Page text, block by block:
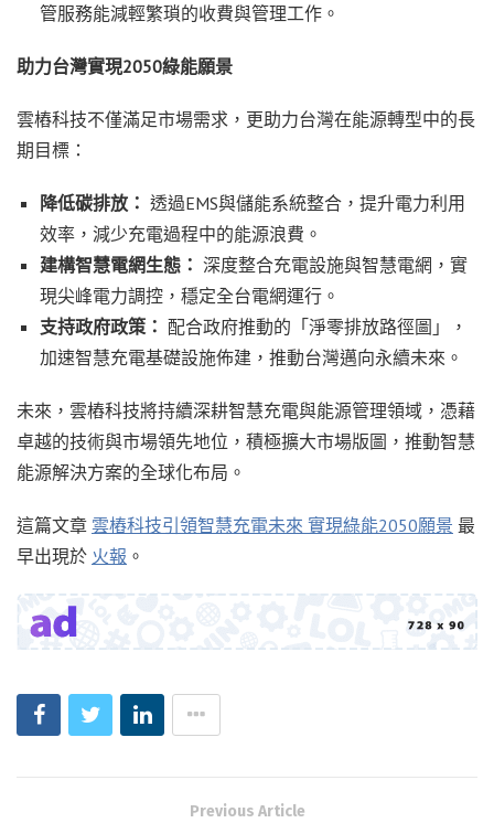
管服務能減輕繁瑣的收費與管理工作。
助力台灣實現2050綠能願景
雲樁科技不僅滿足市場需求，更助力台灣在能源轉型中的長
期目標：
降低碳排放： 透過EMS與儲能系統整合，提升電力利用
效率，減少充電過程中的能源浪費。
建構智慧電網生態： 深度整合充電設施與智慧電網，實
現尖峰電力調控，穩定全台電網運行。
支持政府政策： 配合政府推動的「淨零排放路徑圖」，
加速智慧充電基礎設施佈建，推動台灣邁向永續未來。
未來，雲樁科技將持續深耕智慧充電與能源管理領域，憑藉
卓越的技術與市場領先地位，積極擴大市場版圖，推動智慧
能源解決方案的全球化布局。
這篇文章 雲樁科技引領智慧充電未來 實現綠能2050願景 最
早出現於 火報 。
Previous Article